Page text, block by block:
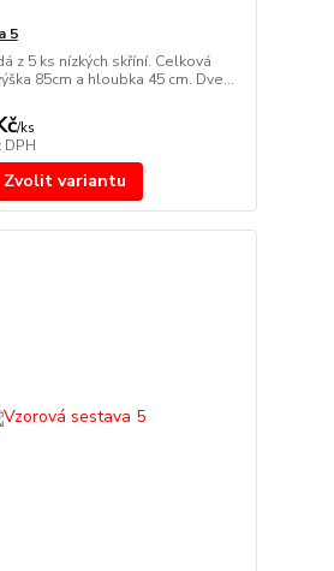
5
z 5 ks nízkých skříní. Celková
85cm a hloubka 45 cm. Dve...
/ks
DPH
Zvolit variantu